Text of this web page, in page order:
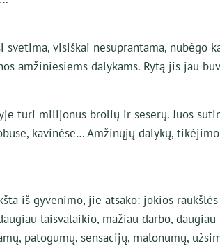
svetima, visiškai nesuprantama, nubėgo
amžiniesiems dalykams. Rytą jis jau
turi milijonus brolių ir seserų. Juos
kavinėse… Amžinųjų dalykų,
iš gyvenimo, jie atsako: jokios
laisvalaikio, mažiau darbo,
patogumų, sensacijų, malonumų,